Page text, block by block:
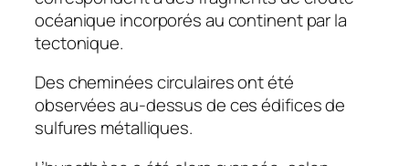
océanique incorporés au continent par la
tectonique.
Des cheminées circulaires ont été
observées au-dessus de ces édifices de
sulfures métalliques.